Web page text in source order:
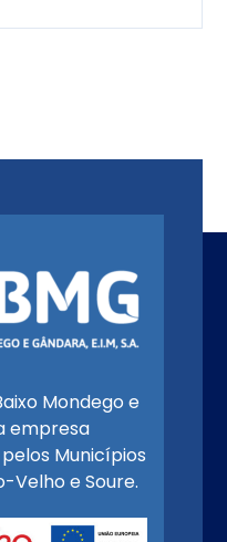
Mondego e
empresa
Municípios
Velho e Soure.